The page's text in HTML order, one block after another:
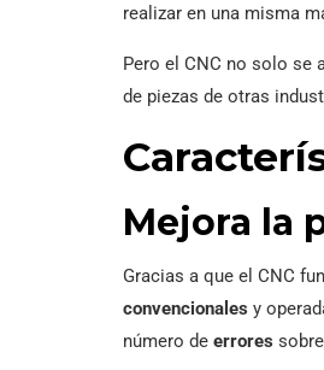
realizar en una misma
Pero el CNC no solo se
de piezas de otras
Mejora la
Gracias a que el CNC
convencionales y
número de errores